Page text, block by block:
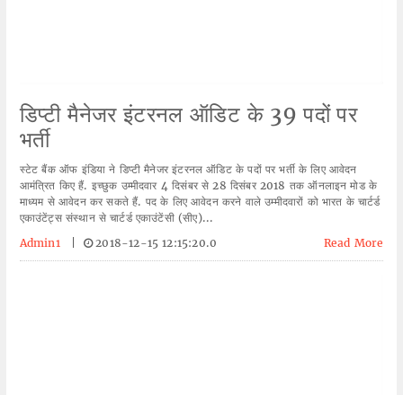
डिप्टी मैनेजर इंटरनल ऑडिट के 39 पदों पर
भर्ती
स्टेट बैंक ऑफ इंडिया ने डिप्टी मैनेजर इंटरनल ऑडिट के पदों पर भर्ती के लिए आवेदन
आमंत्रित किए हैं. इच्छुक उम्मीदवार 4 दिसंबर से 28 दिसंबर 2018 तक ऑनलाइन मोड के
माध्यम से आवेदन कर सकते हैं. पद के लिए आवेदन करने वाले उम्मीदवारों को भारत के चार्टर्ड
एकाउंटेंट्स संस्थान से चार्टर्ड एकाउंटेंसी (सीए)...
Admin1
2018-12-15 12:15:20.0 Read More